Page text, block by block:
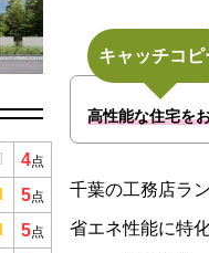
4点
5点
5点
キャッチコピ
高性能な住宅を
千葉の工務店ラ
省エネ性能に特